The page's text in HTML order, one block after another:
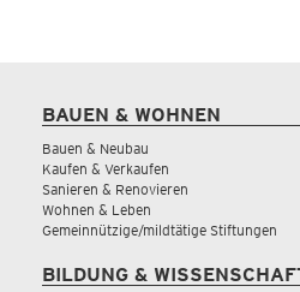
BAUEN & WOHNEN
Bauen & Neubau
Kaufen & Verkaufen
Sanieren & Renovieren
Wohnen & Leben
Gemeinnützige/mildtätige Stiftungen
BILDUNG &